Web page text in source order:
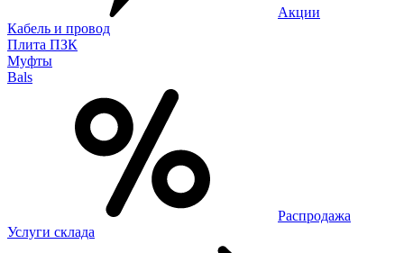
Акции
Кабель и провод
Плита ПЗК
Муфты
Bals
Распродажа
Услуги склада